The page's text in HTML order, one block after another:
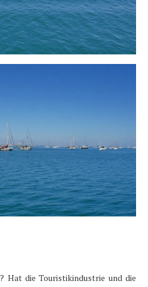
Hat die Touristikindustrie und die